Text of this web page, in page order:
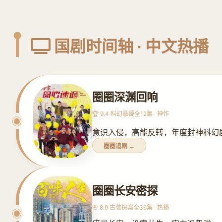
国剧时间轴 · 中文热播
圈圈深渊回响
🏆 9.4 科幻悬疑全12集 · 神作
意识入侵，高能反转，年度封神科幻
圈圈追剧 →
圈圈长安密探
🌸 8.9 古装探案全36集 · 热播